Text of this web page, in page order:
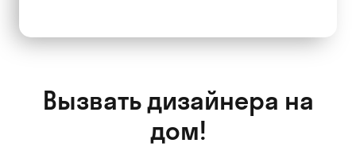
Вызвать дизайнера на
дом!